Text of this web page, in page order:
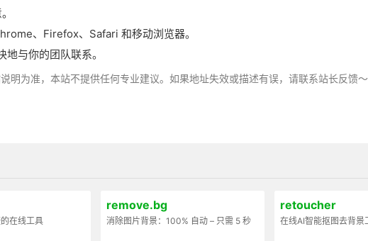
、Firefox、Safari 和移动浏览器。
与你的团队联系。
明为准，本站不提供任何专业建议。如果地址失效或描述有误，请联系站长反馈
在线工具
remove.bg
消除图片背景：100% 自动 – 只需 5 秒
retoucher
在线AI智能抠图去背景